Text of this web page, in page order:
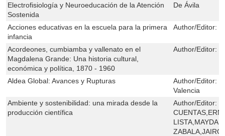
Electrofisiología y Neuroeducación de la Atención
Sostenida
De Ávila
Acciones educativas en la escuela para la primera
infancia
Author/Editor:
Acordeones, cumbiamba y vallenato en el
Magdalena Grande: Una historia cultural,
económica y política, 1870 - 1960
Author/Editor:
Aldea Global: Avances y Rupturas Author/Editor:
Valencia
Ambiente y sostenibilidad: una mirada desde la
producción científica
Author/Editor:
LISTA,MAYDA
ZABALA,JAIRO